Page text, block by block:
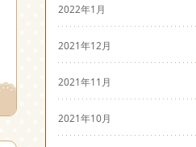
2022年1月
2021年12月
2021年11月
2021年10月